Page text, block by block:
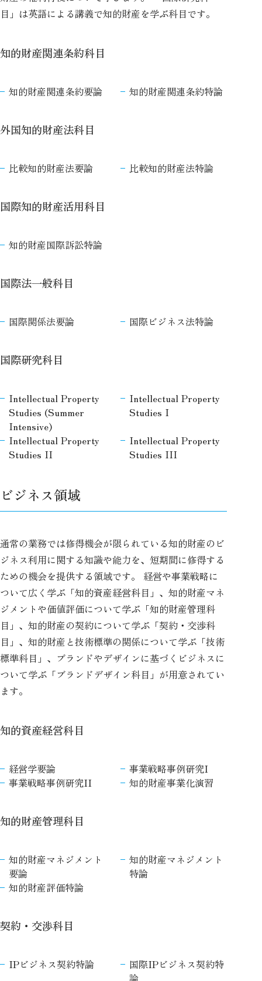
目」は英語による講義で知的財産を学ぶ科目です。
知的財産関連条約科目
知的財産関連条約要論 知的財産関連条約特論
外国知的財産法科目
比較知的財産法要論 比較知的財産法特論
国際知的財産活用科目
知的財産国際訴訟特論
国際法一般科目
国際関係法要論 国際ビジネス法特論
国際研究科目
Intellectual Property
Studies (Summer
Intensive)
Intellectual Property
Studies I
Intellectual Property
Studies II
Intellectual Property
Studies III
ビジネス領域
通常の業務では修得機会が限られている知的財産のビ
ジネス利用に関する知識や能力を、短期間に修得する
ための機会を提供する領域です。 経営や事業戦略に
ついて広く学ぶ「知的資産経営科目」、知的財産マネ
ジメントや価値評価について学ぶ「知的財産管理科
目」、知的財産の契約について学ぶ「契約・交渉科
目」、知的財産と技術標準の関係について学ぶ「技術
標準科目」、ブランドやデザインに基づくビジネスに
ついて学ぶ「ブランドデザイン科目」が用意されてい
ます。
知的資産経営科目
経営学要論
事業戦略事例研究I
事業戦略事例研究II
知的財産事業化演習
知的財産管理科目
知的財産マネジメント
要論
知的財産マネジメント
特論
知的財産評価特論
契約・交渉科目
IPビジネス契約特論
国際IPビジネス契約特